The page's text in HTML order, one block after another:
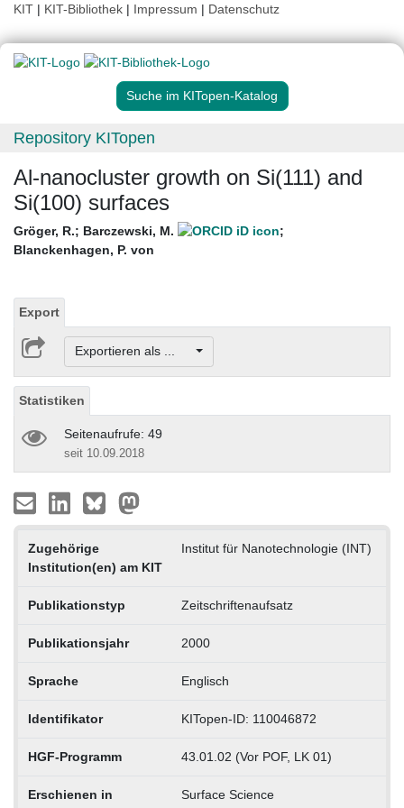
KIT | KIT-Bibliothek | Impressum | Datenschutz
Suche im KITopen-Katalog
Repository KITopen
Al-nanocluster growth on Si(111) and
Si(100) surfaces
Gröger, R.; Barczewski, M.
;
Blanckenhagen, P. von
Export
Exportieren als ...
Statistiken
Seitenaufrufe: 49
seit 10.09.2018
Zugehörige
Institution(en) am KIT
Institut für Nanotechnologie (INT)
Publikationstyp Zeitschriftenaufsatz
Publikationsjahr 2000
Sprache Englisch
Identifikator KITopen-ID: 110046872
HGF-Programm 43.01.02 (Vor POF, LK 01)
Erschienen in Surface Science